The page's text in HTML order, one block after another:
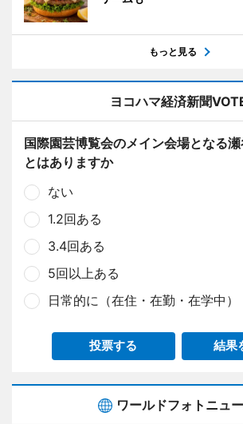
もっと見る
ヨコハマ経済新聞
国際園芸博覧会のメイン会場となる
とはありますか
ない
1.2回ある
3.4回ある
5回以上ある
日常的に（在住・在勤・在学中）
投票する 結果
ワールドフォトニュ